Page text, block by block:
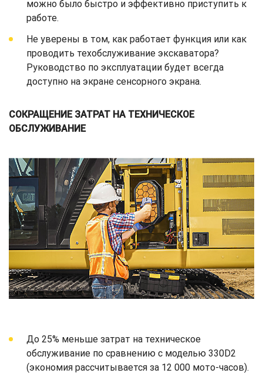
можно было быстро и эффективно приступить к
работе.
Не уверены в том, как работает функция или как
проводить техобслуживание экскаватора?
Руководство по эксплуатации будет всегда
доступно на экране сенсорного экрана.
СОКРАЩЕНИЕ ЗАТРАТ НА ТЕХНИЧЕСКОЕ
ОБСЛУЖИВАНИЕ
До 25% меньше затрат на техническое
обслуживание по сравнению с моделью 330D2
(экономия рассчитывается за 12 000 мото-часов).